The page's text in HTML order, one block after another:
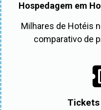
Hospedagem em
Milhares de Hotéis
comparativo de